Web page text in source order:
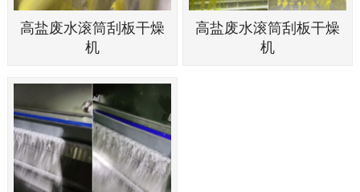
高盐废水滚筒刮板干燥
机
高盐废水滚筒刮板干燥
机